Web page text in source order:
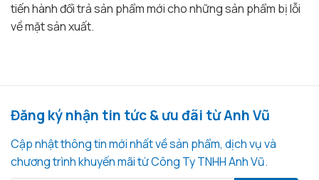
tiến hành đổi trả sản phẩm mới cho những sản phẩm bị lỗi
về mặt sản xuất.
Đăng ký nhận tin tức & ưu đãi từ Anh Vũ
Cập nhật thông tin mới nhất về sản phẩm, dịch vụ và
chương trình khuyến mãi từ Công Ty TNHH Anh Vũ.